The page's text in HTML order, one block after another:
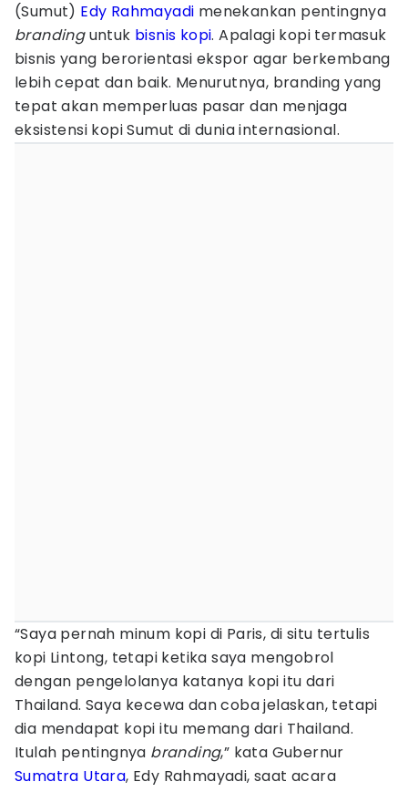
(Sumut) Edy Rahmayadi menekankan pentingnya
brandinguntuk bisnis kopi. Apalagi kopi termasuk
bisnis yang berorientasi ekspor agar berkembang
lebih cepat dan baik. Menurutnya, branding yang
tepat akan memperluas pasar dan menjaga
eksistensi kopi Sumut di dunia internasional.
“Saya pernah minum kopi di Paris, di situ tertulis
kopi Lintong, tetapi ketika saya mengobrol
dengan pengelolanya katanya kopi itu dari
Thailand. Saya kecewa dan coba jelaskan, tetapi
dia mendapat kopi itu memang dari Thailand.
Itulah pentingnya branding,” kata Gubernur
Sumatra Utara, Edy Rahmayadi, saat acara